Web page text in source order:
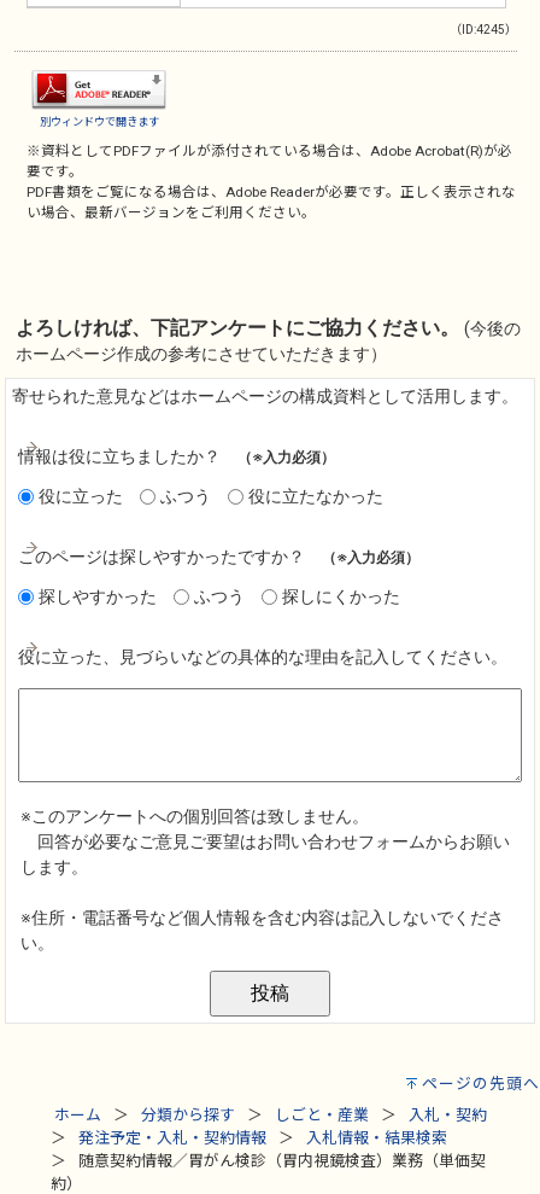
（ID:4245）
別ウィンドウで開きます
※資料としてPDFファイルが添付されている場合は、Adobe Acrobat(R)が必
要です。
PDF書類をご覧になる場合は、Adobe Readerが必要です。正しく表示されな
い場合、最新バージョンをご利用ください。
ページの先頭へ
ホーム
分類から探す しごと・産業
入札・契約
発注予定・入札・契約情報
入札情報・結果検索
随意契約情報／胃がん検診（胃内視鏡検査）業務（単価契
約）